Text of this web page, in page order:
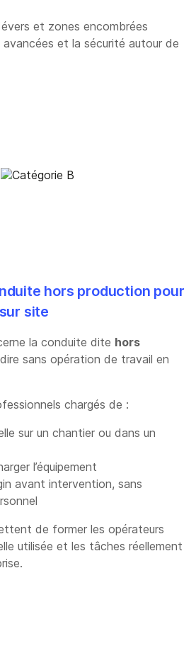
et zones encombrées
avancées et la sécurité autour de
hors production pour
site
la conduite dite hors
sans opération de travail en
chargés de :
sur un chantier ou dans un
l’équipement
avant intervention, sans
de former les opérateurs
utilisée et les tâches réellement